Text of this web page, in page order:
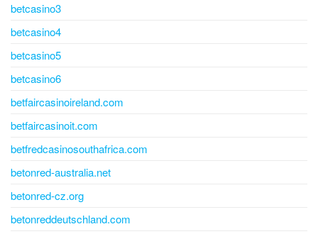
betcasino3
betcasino4
betcasino5
betcasino6
betfaircasinoireland.com
betfaircasinoit.com
betfredcasinosouthafrica.com
betonred-australia.net
betonred-cz.org
betonreddeutschland.com